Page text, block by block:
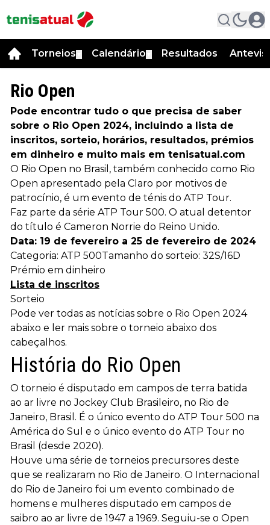
Torneios Calendário Resultados
Rio Open
Pode encontrar tudo o que precisa de saber
sobre o Rio Open 2024, incluindo a lista de
inscritos, sorteio, horários, resultados, prémios
em dinheiro e muito mais em tenisatual.com
O Rio Open no Brasil, também conhecido como Rio
Open apresentado pela Claro por motivos de
patrocínio, é um evento de ténis do ATP Tour.
Faz parte da série ATP Tour 500. O atual detentor
do título é Cameron Norrie do Reino Unido.
Data: 19 de fevereiro a 25 de fevereiro de 2024
Categoria: ATP 500Tamanho do sorteio: 32S/16D
Prémio em dinheiro
Lista de inscritos
Sorteio
Pode ver todas as notícias sobre o Rio Open 2024
abaixo e ler mais sobre o torneio abaixo dos
cabeçalhos.
História do Rio Open
O torneio é disputado em campos de terra batida
ao ar livre no Jockey Club Brasileiro, no Rio de
Janeiro, Brasil. É o único evento do ATP Tour 500 na
América do Sul e o único evento do ATP Tour no
Brasil (desde 2020).
Houve uma série de torneios precursores deste
que se realizaram no Rio de Janeiro. O Internacional
do Rio de Janeiro foi um evento combinado de
homens e mulheres disputado em campos de
saibro ao ar livre de 1947 a 1969. Seguiu-se o Open